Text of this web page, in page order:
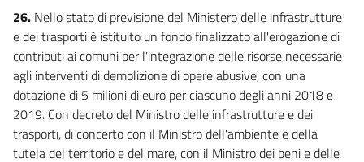
26. Nello stato di previsione del Ministero delle infrastrutture
e dei trasporti è istituito un fondo finalizzato all'erogazione di
contributi ai comuni per l'integrazione delle risorse necessarie
agli interventi di demolizione di opere abusive, con una
dotazione di 5 milioni di euro per ciascuno degli anni 2018 e
2019. Con decreto del Ministro delle infrastrutture e dei
trasporti, di concerto con il Ministro dell'ambiente e della
tutela del territorio e del mare, con il Ministro dei beni e delle